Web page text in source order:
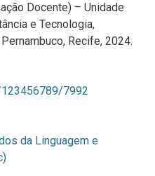
Docente) – Unidade
e Tecnologia,
Recife, 2024.
7992
da Linguagem e